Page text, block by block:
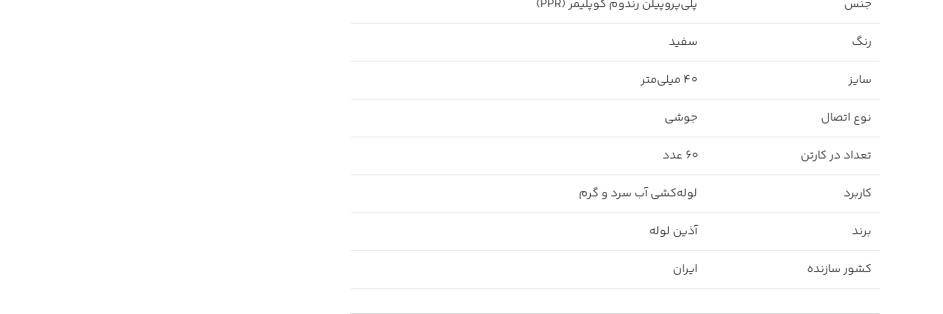
جنس پلی‌پروپیلن رندوم کوپلیمر (PPR)
رنگ سفید
سایز 40 میلی‌متر
نوع اتصال جوشی
تعداد در کارتن 60 عدد
کاربرد لوله‌کشی آب سرد و گرم
برند آذین لوله
کشور سازنده ایران